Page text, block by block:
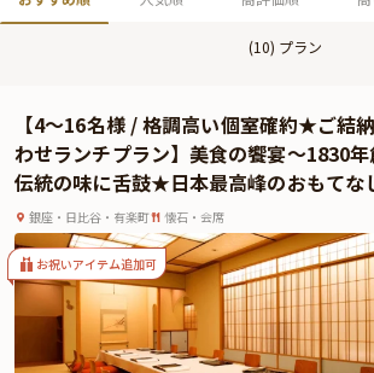
(10) プラン
【4〜16名様 / 格調高い個室確約★ご結
わせランチプラン】美食の饗宴〜1830
伝統の味に舌鼓★日本最高峰のおもて
祝い懐石＋乾杯ドリンク〜帝国ホテル 東
歩3分
銀座・日比谷・有楽町 懐石・会席
お祝いアイテム追加可